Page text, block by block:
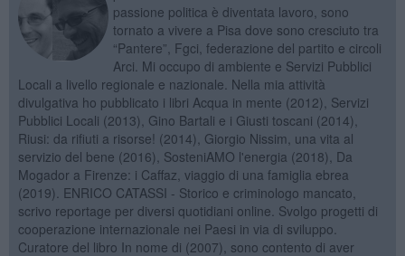
passione politica è diventata lavoro, sono
tornato a vivere a Pisa dove sono cresciuto tra
“Pantere”, Fgci, federazione del partito e circoli
Arci. Mi occupo di ambiente e Servizi Pubblici
Locali a livello regionale e nazionale. Nella mia attività
divulgativa ho pubblicato i libri Acqua in mente (2012), Servizi
Pubblici Locali (2013), Gino Bartali e i Giusti toscani (2014),
Riusi: da rifiuti a risorse! (2014), Giorgio Nissim, una vita al
servizio del bene (2016), SosteniAMO l'energia (2018), Da
Mogador a Firenze: i Caffaz, viaggio di una famiglia ebrea
(2019). ENRICO CATASSI - Storico e criminologo mancato,
scrivo reportage per diversi quotidiani online. Svolgo progetti di
cooperazione internazionale nei Paesi in via di sviluppo.
Curatore del libro In nome di (2007), sono contento di aver